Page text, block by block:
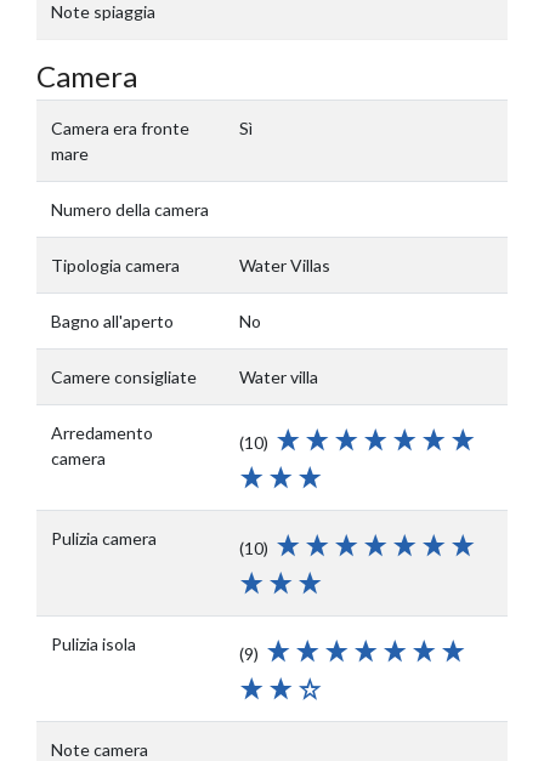
Note spiaggia
Camera
Camera era fronte
mare
Sì
Numero della camera
Tipologia camera Water Villas
Bagno all'aperto No
Camere consigliate Water villa
Arredamento
camera
(10)
Pulizia camera (10)
Pulizia isola (9)
Note camera